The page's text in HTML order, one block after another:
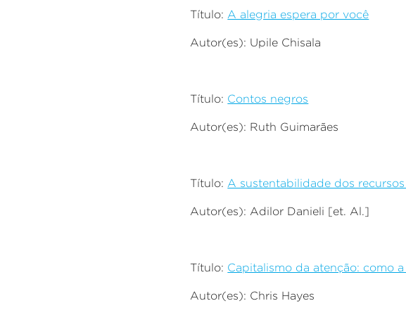
Título: A alegria espera por você
Autor(es): Upile Chisala
Título: Contos negros
Autor(es): Ruth Guimarães
Título: A sustentabilidade dos
Autor(es): Adilor Danieli [et. Al.]
Título: Capitalismo da atenção: como
Autor(es): Chris Hayes